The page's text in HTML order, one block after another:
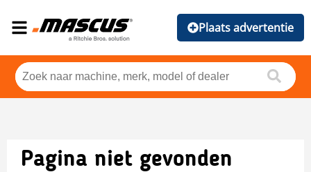
Plaats advertentie
Pagina niet gevonden